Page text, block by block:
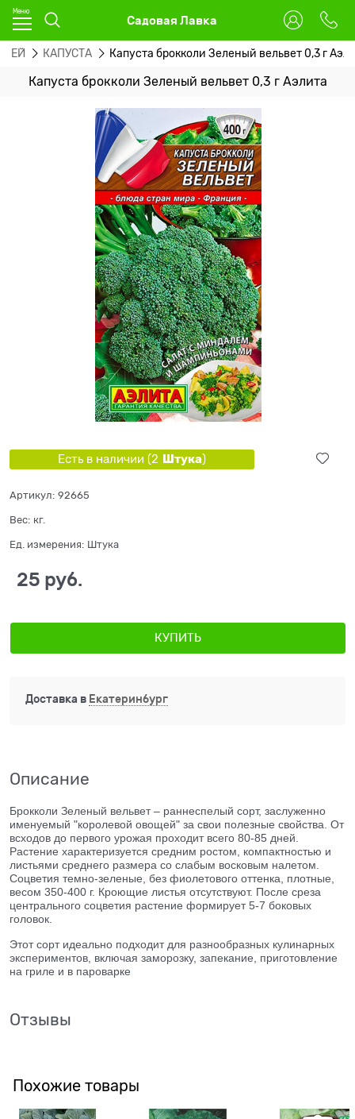
Садовая Лавка
КАПУСТА Капуста брокколи Зеленый вельвет 0,3 г
Капуста брокколи Зеленый вельвет 0,3 г Аэлита
Есть в наличии (2 Штука)
Артикул: 92665
Вес: кг.
Ед. измерения: Штука
25 руб.
КУПИТЬ
Доставка в Екатеринбург
Описание
Брокколи Зеленый вельвет – раннеспелый сорт, заслуженно
именуемый "королевой овощей" за свои полезные свойства. От
всходов до первого урожая проходит всего 80-85 дней.
Растение характеризуется средним ростом, компактностью и
листьями среднего размера со слабым восковым налетом.
Соцветия темно-зеленые, без фиолетового оттенка, плотные,
весом 350-400 г. Кроющие листья отсутствуют. После среза
центрального соцветия растение формирует 5-7 боковых
головок.
Этот сорт идеально подходит для разнообразных кулинарных
экспериментов, включая заморозку, запекание, приготовление
на гриле и в пароварке
Отзывы
Похожие товары